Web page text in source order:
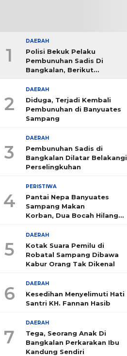
1
DAERAH
Polisi Bekuk Pelaku
Pembunuhan Sadis Di
Bangkalan, Berikut
2
DAERAH
Diduga, Terjadi Kembali
Pembunuhan di Banyuates
Sampang
3
DAERAH
Pembunuhan Sadis di
Bangkalan Dilatar Belakangi
Perselingkuhan
4
PERISTIWA
Pantai Nepa Banyuates
Sampang Makan
Korban, Dua Bocah Hilang
5
DAERAH
Kotak Suara Pemilu di
Robatal Sampang Dibawa
Kabur Orang Tak Dikenal
6 DAERAH
Kesedihan Menyelimuti Hati
Santri KH. Fannan Hasib
7
DAERAH
Tega, Seorang Anak Di
Bangkalan Perkarakan Ibu
Kandung Sendiri